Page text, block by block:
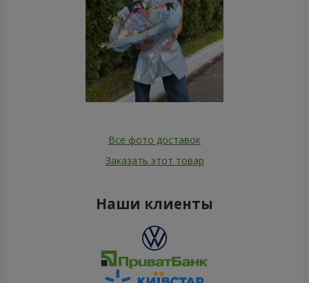
Все фото доставок
Заказать этот товар
Наши клиенты